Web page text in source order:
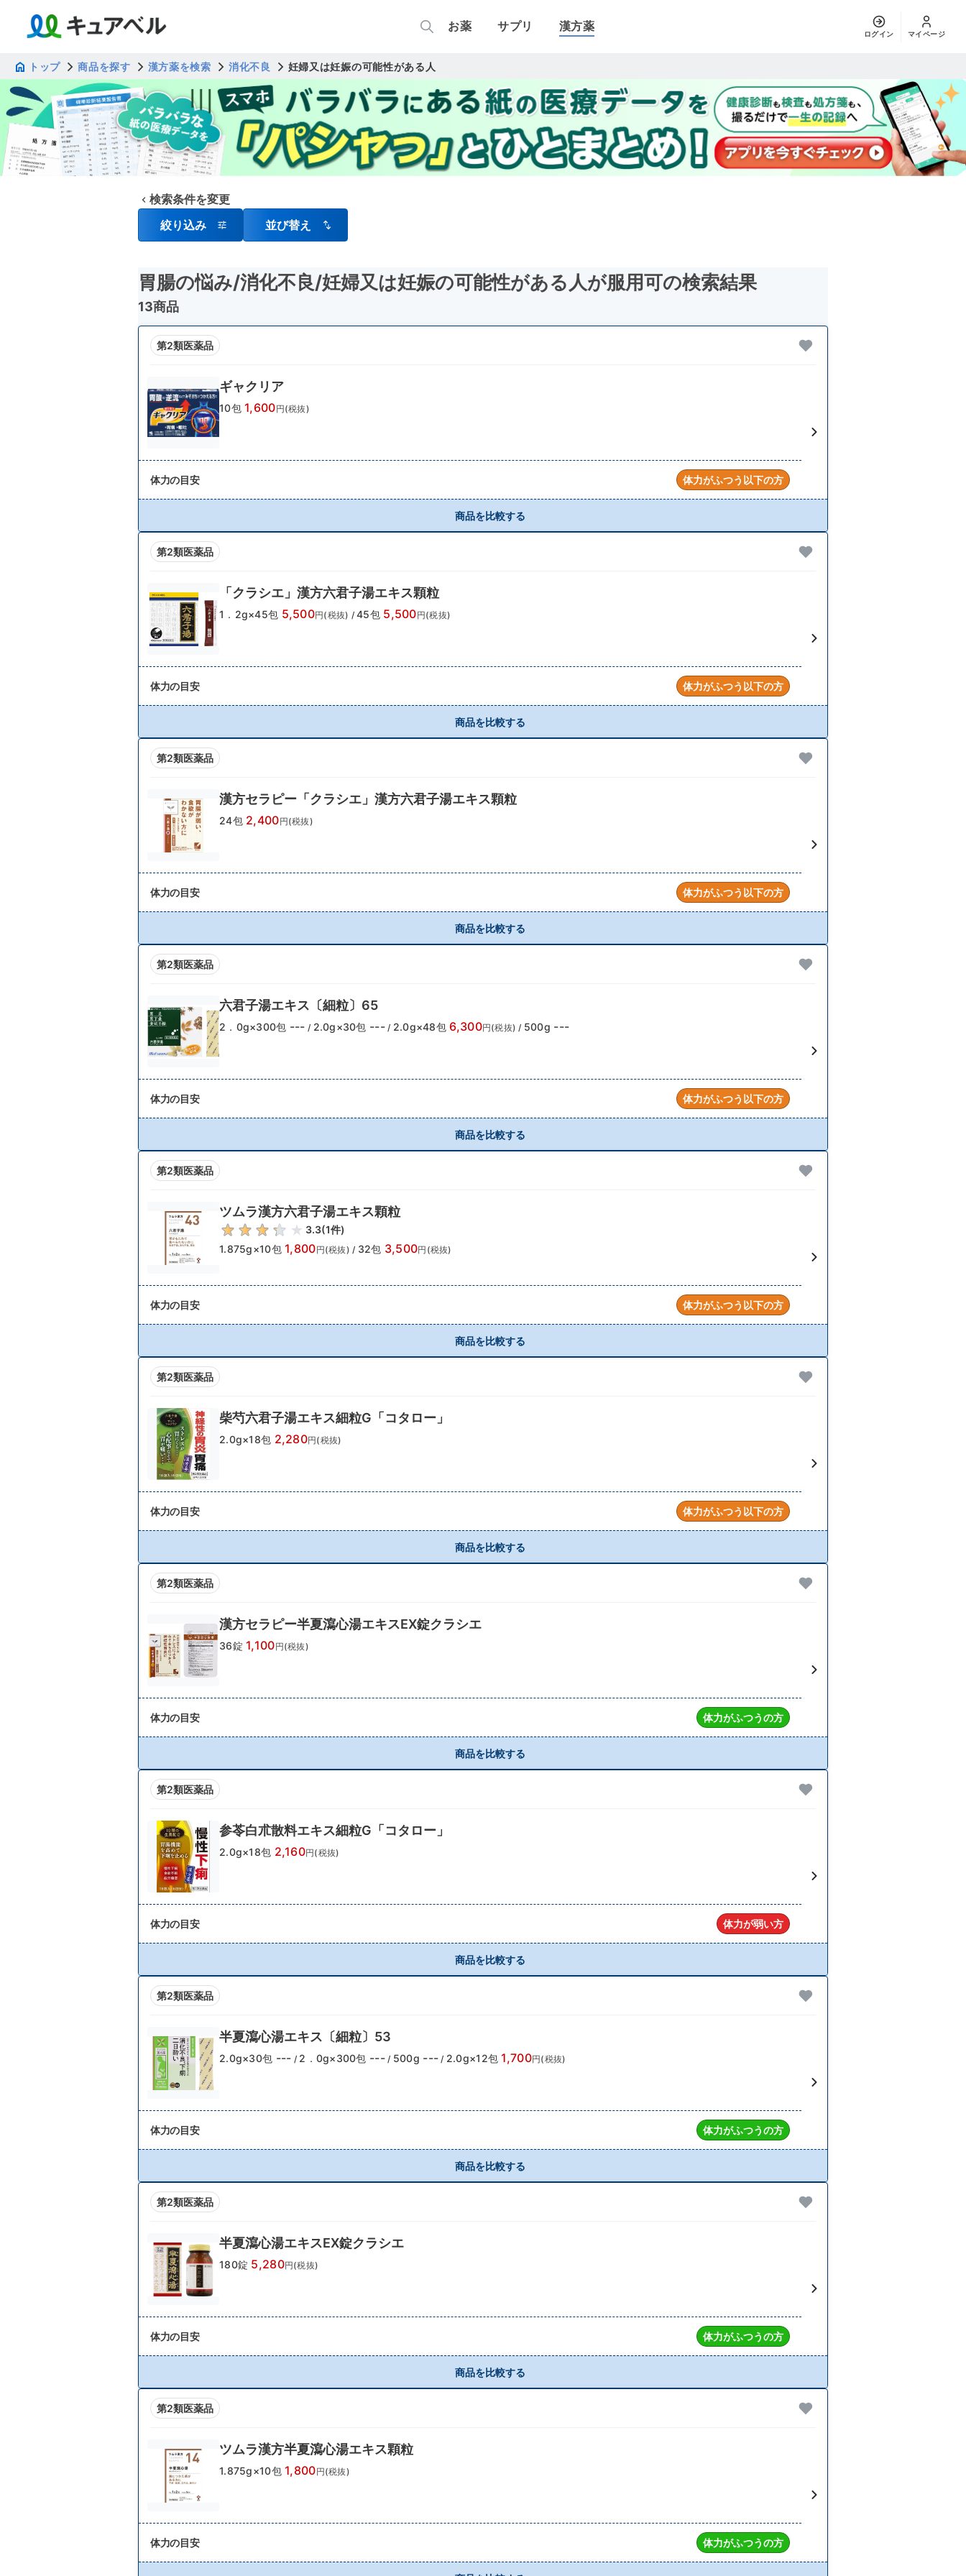
お薬 サプリ 漢方薬
ログイン マイページ
トップ 商品を探す 漢方薬を検索 消化不良 妊婦又は妊娠の可能性がある人
検索条件を変更
絞り込み
並び替え
胃腸の悩み/消化不良/妊婦又は妊娠の可能性がある人が服用可の検索結果
13商品
第2類医薬品
ギャクリア
10包 1,600円(税抜)
体力の目安 体力がふつう以下の方
商品を比較する
第2類医薬品
「クラシエ」漢方六君子湯エキス顆粒
1．2g×45包 5,500円(税抜) / 45包 5,500円(税抜)
体力の目安 体力がふつう以下の方
商品を比較する
第2類医薬品
漢方セラピー「クラシエ」漢方六君子湯エキス顆粒
24包 2,400円(税抜)
体力の目安 体力がふつう以下の方
商品を比較する
第2類医薬品
六君子湯エキス〔細粒〕65
2．0g×300包 --- / 2.0g×30包 --- / 2.0g×48包 6,300円(税抜) / 500g ---
体力の目安 体力がふつう以下の方
商品を比較する
第2類医薬品
ツムラ漢方六君子湯エキス顆粒
3.3(1件)
1.875g×10包 1,800円(税抜) / 32包 3,500円(税抜)
体力の目安 体力がふつう以下の方
商品を比較する
第2類医薬品
柴芍六君子湯エキス細粒G「コタロー」
2.0g×18包 2,280円(税抜)
体力の目安 体力がふつう以下の方
商品を比較する
第2類医薬品
漢方セラピー半夏瀉心湯エキスEX錠クラシエ
36錠 1,100円(税抜)
体力の目安 体力がふつうの方
商品を比較する
第2類医薬品
参苓白朮散料エキス細粒G「コタロー」
2.0g×18包 2,160円(税抜)
体力の目安 体力が弱い方
商品を比較する
第2類医薬品
半夏瀉心湯エキス〔細粒〕53
2.0g×30包 --- / 2．0g×300包 --- / 500g --- / 2.0g×12包 1,700円(税抜)
体力の目安 体力がふつうの方
商品を比較する
第2類医薬品
半夏瀉心湯エキスEX錠クラシエ
180錠 5,280円(税抜)
体力の目安 体力がふつうの方
商品を比較する
第2類医薬品
ツムラ漢方半夏瀉心湯エキス顆粒
1.875g×10包 1,800円(税抜)
体力の目安 体力がふつうの方